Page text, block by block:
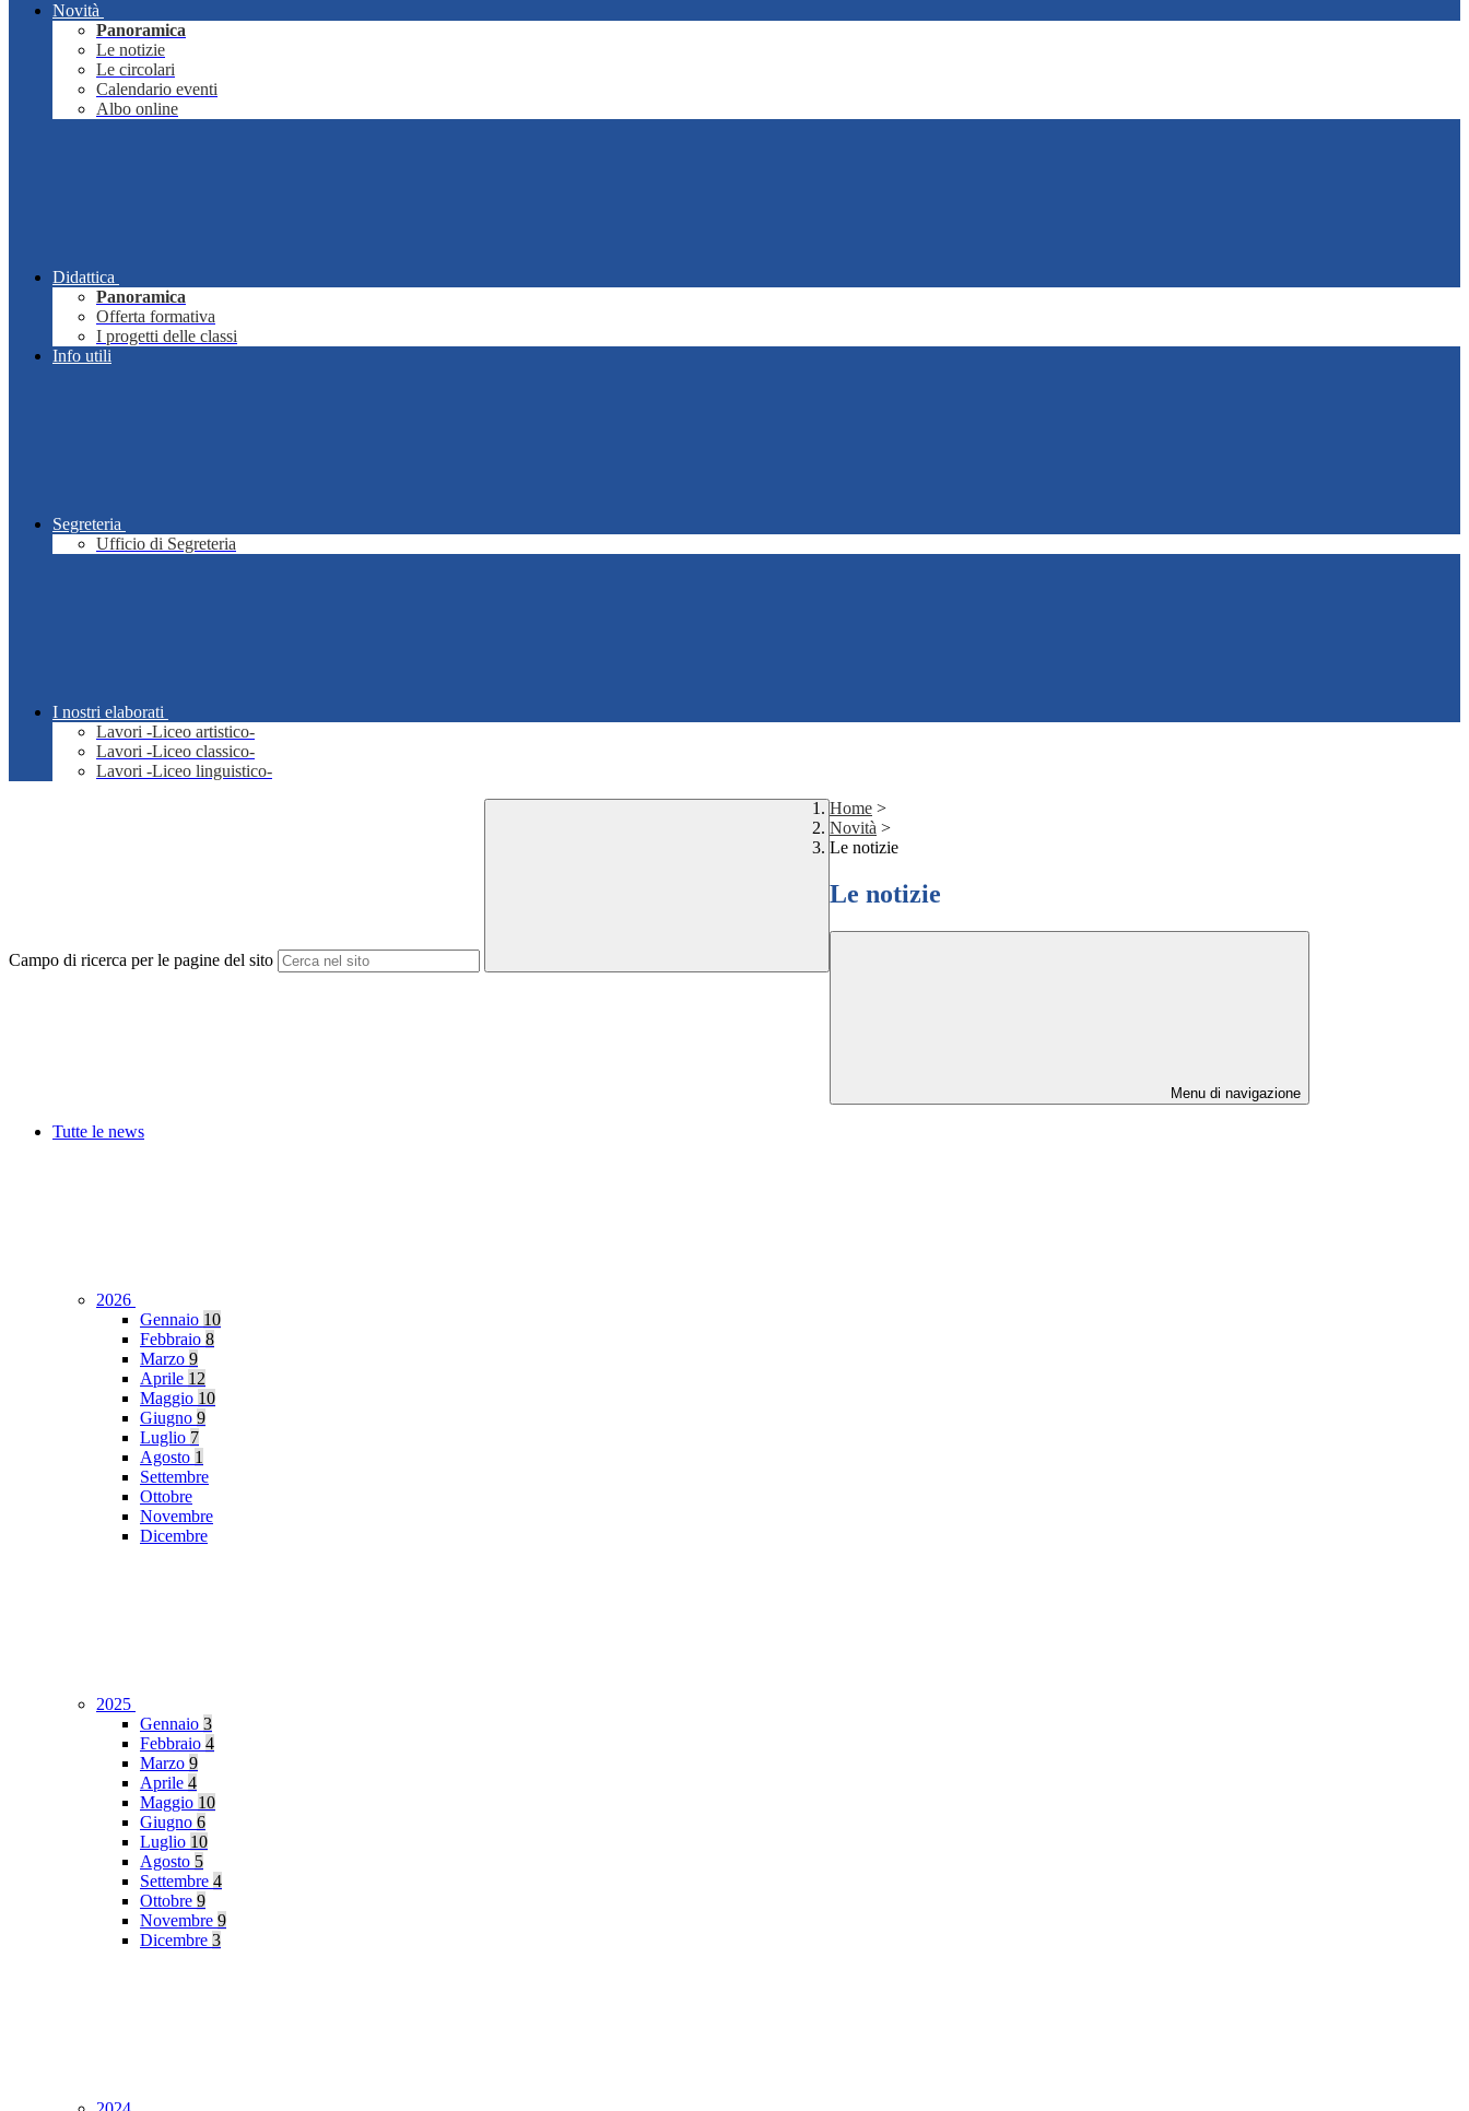
Novità
Panoramica
Le notizie
Le circolari
Calendario eventi
Albo online
Didattica
Panoramica
Offerta formativa
I progetti delle classi
Info utili
Segreteria
Ufficio di Segreteria
I nostri elaborati
Lavori -Liceo artistico-
Lavori -Liceo classico-
Lavori -Liceo linguistico-
Campo di ricerca per le pagine del sito
Home >
Novità >
Le notizie
Le notizie
Menu di navigazione
Tutte le news
2026
Gennaio 10
Febbraio 8
Marzo 9
Aprile 12
Maggio 10
Giugno 9
Luglio 7
Agosto 1
Settembre
Ottobre
Novembre
Dicembre
2025
Gennaio 3
Febbraio 4
Marzo 9
Aprile 4
Maggio 10
Giugno 6
Luglio 10
Agosto 5
Settembre 4
Ottobre 9
Novembre 9
Dicembre 3